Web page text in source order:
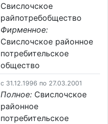
Свислочское
райпотребобщество
Фирменное:
Свислочское районное
потребительское
общество
c 31.12.1996 по 27.03.2001
Полное: Свислочское
районное
потребительское